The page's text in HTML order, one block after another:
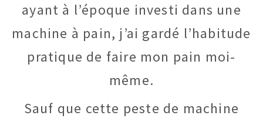
ayant à l’époque investi dans une
machine à pain, j’ai gardé l’habitude
pratique de faire mon pain moi-
même.
Sauf que cette peste de machine